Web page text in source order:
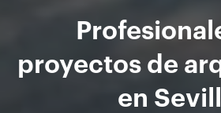
proyectos de
en